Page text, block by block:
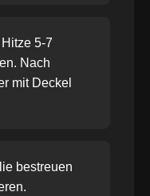
5-7
Nach
mit Deckel
bestreuen